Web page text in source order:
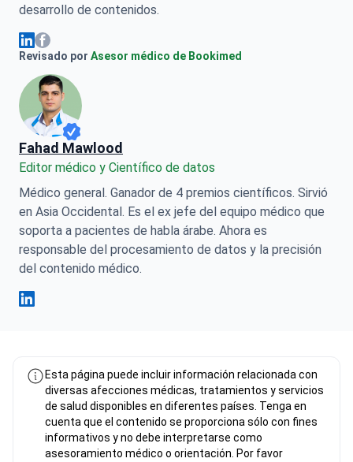
de 254 €
Encuentre su clínica
ideal
Olena Sikoza Linkedin
Olena Sikoza Facebook
Revisado por
Fahad Mawlood
Editor médico y Científico de datos
Médico general. Ganador de 4 premios científicos. Sirvió
en Asia Occidental. Es el ex jefe del equipo médico que
soporta a pacientes de habla árabe. Ahora es
responsable del procesamiento de datos y la precisión
del contenido médico.
Fahad Mawlood Linkedin
diversas afecciones médicas, tratamientos y servicios
de salud disponibles en diferentes países. Tenga en
cuenta que el contenido se proporciona sólo con fines
informativos y no debe interpretarse como
asesoramiento médico o orientación. Por favor
consulte con su médico o con un profesional médico